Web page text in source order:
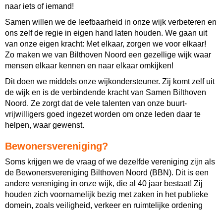
naar iets of iemand!
Samen willen we de leefbaarheid in onze wijk verbeteren en
ons zelf de regie in eigen hand laten houden. We gaan uit
van onze eigen kracht: Met elkaar, zorgen we voor elkaar!
Zo maken we van Bilthoven Noord een gezellige wijk waar
mensen elkaar kennen en naar elkaar omkijken!
Dit doen we middels onze wijkondersteuner. Zij komt zelf uit
de wijk en is de verbindende kracht van Samen Bilthoven
Noord. Ze zorgt dat de vele talenten van onze buurt-
vrijwilligers goed ingezet worden om onze leden daar te
helpen, waar gewenst.
Bewonersvereniging?
Soms krijgen we de vraag of we dezelfde vereniging zijn als
de Bewonersvereniging Bilthoven Noord (BBN). Dit is een
andere vereniging in onze wijk, die al 40 jaar bestaat! Zij
houden zich voornamelijk bezig met zaken in het publieke
domein, zoals veiligheid, verkeer en ruimtelijke ordening